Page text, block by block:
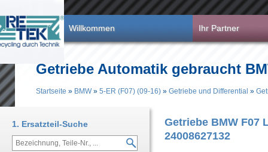
Willkommen Ihr Partner
Getriebe Automatik gebraucht
Startseite » BMW» 5-ER (F07) (09-16) » Getriebe und Differential »
Getriebe BMW F07
24008627132
1. Ersatzteil-Suche